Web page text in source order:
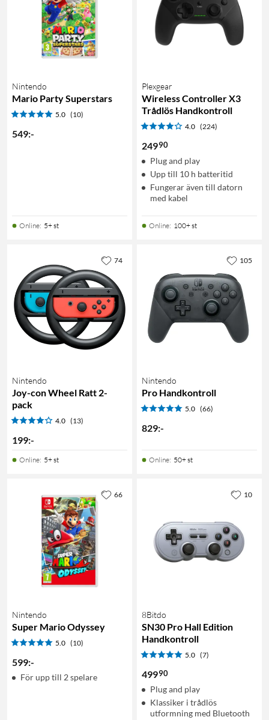
Nintendo
Mario Party Superstars
5.0 (10)
549:-
Online: 5+ st
Plexgear
Wireless Controller X3
Trådlös Handkontroll
4.0 (224)
24990
Plug and play
Upp till 10 h batteritid
Fungerar även till datorn
med kabel
Online: 100+ st
Nintendo
Joy-con Wheel Ratt 2-
pack
4.0 (13)
199:-
Online: 5+ st
74
Nintendo
Pro Handkontroll
5.0 (66)
829:-
Online: 50+ st
105
Nintendo
Super Mario Odyssey
5.0 (10)
599:-
För upp till 2 spelare
66
8Bitdo
SN30 Pro Hall Edition
Handkontroll
5.0 (7)
49990
Plug and play
Klassiker i trådlös
utformning med Bluetooth
10